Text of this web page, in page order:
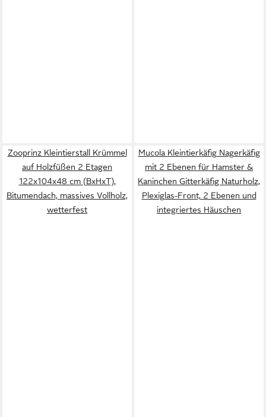
Zooprinz Kleintierstall Krümmel
auf Holzfüßen 2 Etagen
122x104x48 cm (BxHxT),
Bitumendach, massives Vollholz,
wetterfest
Mucola Kleintierkäfig Nagerkäfig
mit 2 Ebenen für Hamster &
Kaninchen Gitterkäfig Naturholz,
Plexiglas-Front, 2 Ebenen und
integriertes Häuschen